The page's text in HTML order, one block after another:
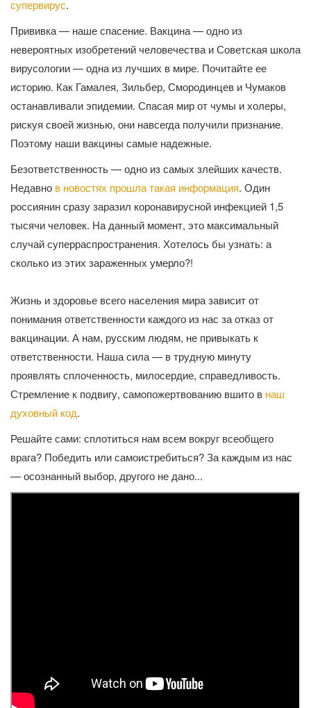
супервирус.
Прививка — наше спасение. Вакцина — одно из
невероятных изобретений человечества и Советская школа
вирусологии — одна из лучших в мире. Почитайте ее
историю. Как Гамалея, Зильбер, Смородинцев и Чумаков
останавливали эпидемии. Спасая мир от чумы и холеры,
рискуя своей жизнью, они навсегда получили признание.
Поэтому наши вакцины самые надежные.
Безответственность — одно из самых злейших качеств.
Недавно в новостях прошла такая информация. Один
россиянин сразу заразил коронавирусной инфекцией 1,5
тысячи человек. На данный момент, это максимальный
случай суперраспространения. Хотелось бы узнать: а
сколько из этих зараженных умерло?!
Жизнь и здоровье всего населения мира зависит от
понимания ответственности каждого из нас за отказ от
вакцинации. А нам, русским людям, не привыкать к
ответственности. Наша сила — в трудную минуту
проявлять сплоченность, милосердие, справедливость.
Стремление к подвигу, самопожертвованию вшито в наш
духовный код.
Решайте сами: сплотиться нам всем вокруг всеобщего
врага? Победить или самоистребиться? За каждым из нас
— осознанный выбор, другого не дано...